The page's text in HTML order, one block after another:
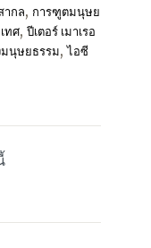
ากล, การฑูตมนุษย
ทศ, ปีเตอร์ เมาเรอ
มนุษยธรรม,ไอซี